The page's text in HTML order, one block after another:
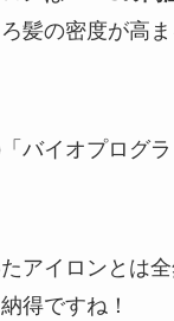
髪の密度が高
バイオプログ
アイロンとは
得ですね！